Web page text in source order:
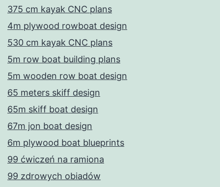
375 cm kayak CNC plans
4m plywood rowboat design
530 cm kayak CNC plans
5m row boat building plans
5m wooden row boat design
65 meters skiff design
65m skiff boat design
67m jon boat design
6m plywood boat blueprints
99 ćwiczeń na ramiona
99 zdrowych obiadów